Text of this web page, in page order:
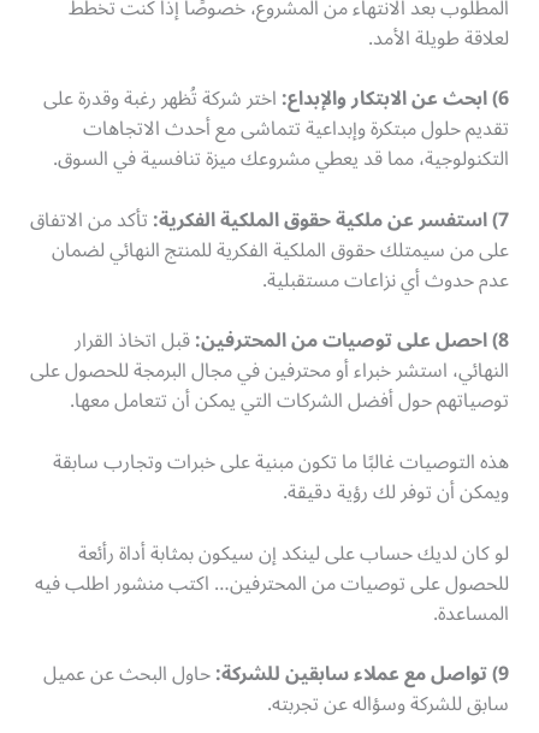
لعلاقة طويلة الأمد.
6) ابحث عن الابتكار والإبداع:
اختر شركة تُظهر رغبة وقدرة على
تقديم حلول مبتكرة وإبداعية تتماشى مع أحدث الاتجاهات
التكنولوجية، مما قد يعطي مشروعك ميزة تنافسية في السوق.
7) استفسر عن ملكية حقوق الملكية الفكرية:
تأكد من الاتفاق
على من سيمتلك حقوق الملكية الفكرية للمنتج النهائي لضمان
عدم حدوث أي نزاعات مستقبلية.
8) احصل على توصيات من المحترفين:
قبل اتخاذ القرار
النهائي، استشر خبراء أو محترفين في مجال البرمجة للحصول على
توصياتهم حول أفضل الشركات التي يمكن أن تتعامل معها.
هذه التوصيات غالبًا ما تكون مبنية على خبرات وتجارب سابقة
ويمكن أن توفر لك رؤية دقيقة.
لو كان لديك حساب على لينكد إن سيكون بمثابة أداة رأئعة
للحصول على توصيات من المحترفين… اكتب منشور اطلب فيه
المساعدة.
9) تواصل مع عملاء سابقين للشركة:
حاول البحث عن عميل
سابق للشركة وسؤاله عن تجربته.